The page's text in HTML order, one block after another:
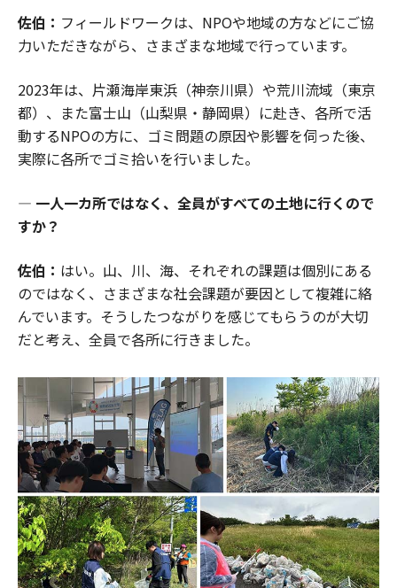
佐伯： フィールドワークは、NPOや地域の方などにご協
力いただきながら、さまざまな地域で行っています。
2023年は、片瀬海岸東浜（神奈川県）や荒川流域（東京
都）、また富士山（山梨県・静岡県）に赴き、各所で活
動するNPOの方に、ゴミ問題の原因や影響を伺った後、
実際に各所でゴミ拾いを行いました。
― 一人一カ所ではなく、全員がすべての土地に行くので
すか？
佐伯： はい。山、川、海、それぞれの課題は個別にある
のではなく、さまざまな社会課題が要因として複雑に絡
んでいます。そうしたつながりを感じてもらうのが大切
だと考え、全員で各所に行きました。